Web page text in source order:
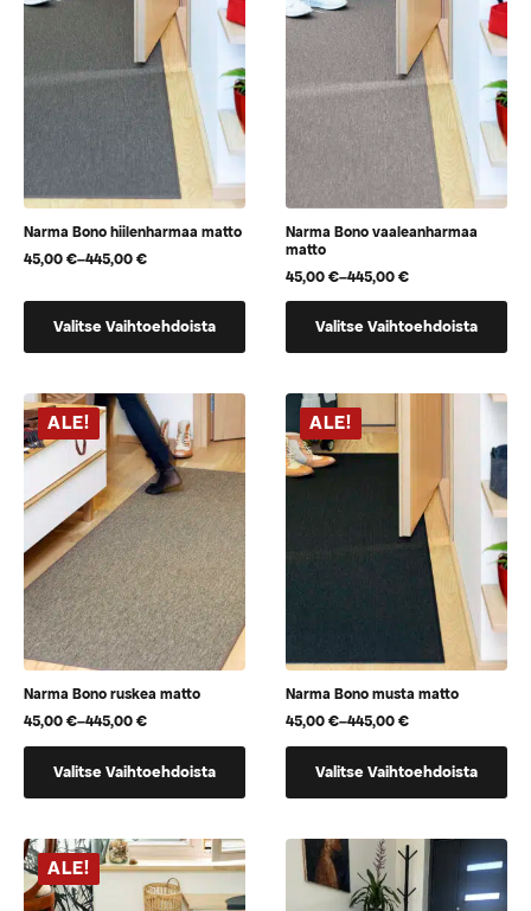
tehdä
tuotteen
sivulla.
tehdä
valinnat
tuotteen
sivulla.
Narma Bono hiilenharmaa matto
45,00€–445,00€
Hintaluokka:
-
445,00 €
Valitse Vaihtoehdoista
useampi
muunnelma.
Voit
tehdä
valinnat
tuotteen
sivulla.
Narma Bono vaaleanharmaa
matto
45,00€–445,00€
Hintaluokka:
45,00 €
445,00 €
Valitse Vaihtoehdoista
useampi
muunnelma.
Voit
tehdä
tuotteen
sivulla.
ALE!
Narma Bono ruskea matto
45,00€–445,00€
Hintaluokka:
45,00 €
445,00 €
Valitse Vaihtoehdoista
useampi
muunnelma.
Voit
ALE!
Narma Bono musta matto
45,00€–445,00€
Hintaluokka:
45,00 €
445,00 €
Valitse Vaihtoehdoista
useampi
muunnelma.
ALE!